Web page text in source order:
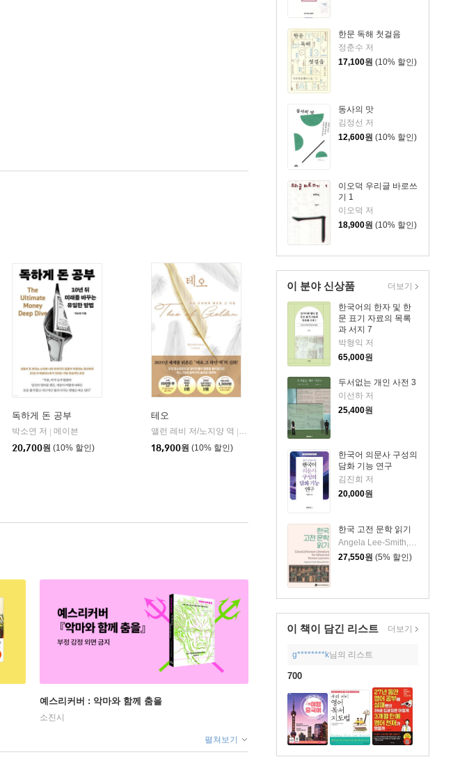
한문 독해 첫걸음
정춘수 저
17,100원 (10% 할인)
동사의 맛
김정선 저
12,600원 (10% 할인)
이오덕 우리글 바로쓰
기 1
이오덕 저
18,900원 (10% 할인)
이 분야 신상품
한국어의 한자 및 한
문 표기 자료의 목록
과 서지 7
박형익 저
65,000원
두서없는 개인 사전 3
이선하 저
25,400원
한국어 의문사 구성의
담화 기능 연구
김진희 저
20,000원
한국 고전 문학 읽기
Angela Lee-Smith,Mijeong Mimi Kim 저
27,550원 (5% 할인)
더보기
이 책이 담긴 리스트 더보기
g********k님의 리스트
700
현대지성
독하게 돈 공부
박소연 저
메이븐
20,700원 (10% 할인)
테오
앨런 레비 저/노지양 역
오팬하우스
18,900원 (10% 할인)
예스리커버 : 악마와 함께 춤을
소진시
펼쳐보기